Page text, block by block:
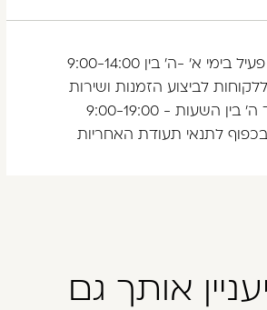
א' -ה' בין 9:00-14:00
לביצוע הזמנות ושירות
השעות - 9:00-19:00
לתנאי תעודת האחריות
אותך גם